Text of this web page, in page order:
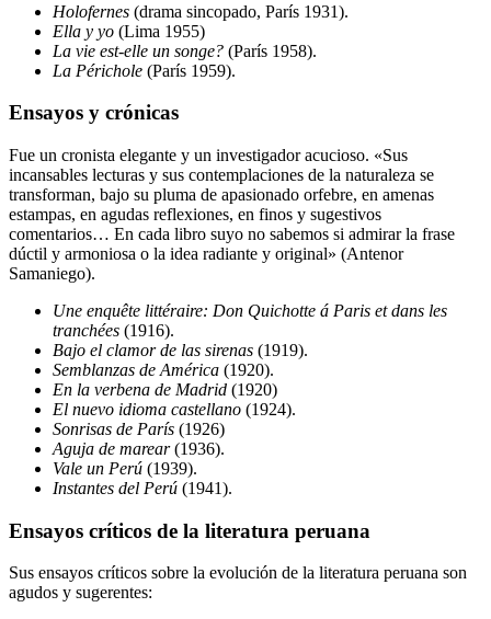
Holofernes (drama sincopado, París 1931).
Ella y yo (Lima 1955)
La vie est-elle un songe? (París 1958).
La Périchole (París 1959).
Ensayos y crónicas
Fue un cronista elegante y un investigador acucioso. «Sus
incansables lecturas y sus contemplaciones de la naturaleza se
transforman, bajo su pluma de apasionado orfebre, en amenas
estampas, en agudas reflexiones, en finos y sugestivos
comentarios… En cada libro suyo no sabemos si admirar la frase
dúctil y armoniosa o la idea radiante y original» (Antenor
Samaniego).
Une enquête littéraire: Don Quichotte á Paris et dans les
tranchées (1916).
Bajo el clamor de las sirenas (1919).
Semblanzas de América (1920).
En la verbena de Madrid (1920)
El nuevo idioma castellano (1924).
Sonrisas de París (1926)
Aguja de marear(1936).
Vale un Perú (1939).
Instantes del Perú (1941).
Ensayos críticos de la literatura peruana
Sus ensayos críticos sobre la evolución de la literatura peruana son
agudos y sugerentes: